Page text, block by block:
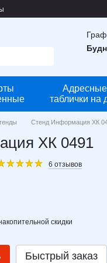
Адресные
таблички на
Стенд Информация ХК
ХК 0491
6 отзывов
скидки
Быстрый заказ